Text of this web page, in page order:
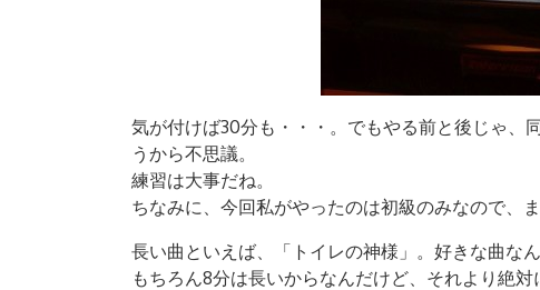
気が付けば30分も・・・。でもやる前と後じゃ、
うから不思議。
練習は大事だね。
ちなみに、今回私がやったのは初級のみなので、
長い曲といえば、「トイレの神様」。好きな曲な
もちろん8分は長いからなんだけど、それより絶